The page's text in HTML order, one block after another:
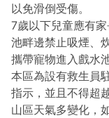
以免滑倒受傷。
7歲以下兒童應有家
池畔邊禁止吸煙、
攜帶寵物進入戲水池
本區為設有救生員
指示，並且不得超
山區天氣多變化，